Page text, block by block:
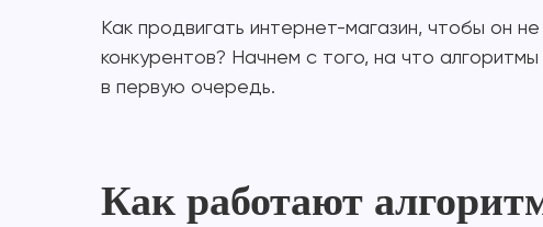
Как продвигать интернет-магазин, чтобы он
конкурентов? Начнем с того, на что
в первую очередь.
Как работают